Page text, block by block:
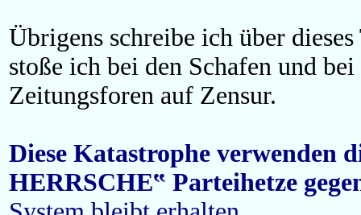
Übrigens schreibe ich über
stoße ich bei den Schafen und
Zeitungsforen auf Zensur.
Diese Katastrophe verwenden
HERRSCHE‟ Parteihetze